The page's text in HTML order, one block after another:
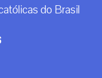
do Brasil